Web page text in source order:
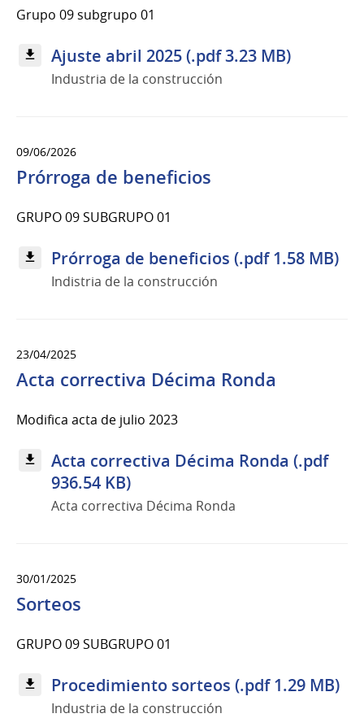
Grupo 09 subgrupo 01
Ajuste abril 2025 (.pdf 3.23 MB)
Industria de la construcción
09/06/2026
Prórroga de beneficios
GRUPO 09 SUBGRUPO 01
Prórroga de beneficios (.pdf 1.58 MB)
Indistria de la construcción
23/04/2025
Acta correctiva Décima Ronda
Modifica acta de julio 2023
Acta correctiva Décima Ronda (.pdf
936.54 KB)
Acta correctiva Décima Ronda
30/01/2025
Sorteos
GRUPO 09 SUBGRUPO 01
Procedimiento sorteos (.pdf 1.29 MB)
Industria de la construcción